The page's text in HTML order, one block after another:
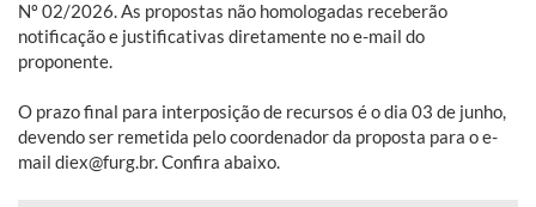
Nº 02/2026. As propostas não homologadas receberão
notificação e justificativas diretamente no e-mail do
proponente.
O prazo final para interposição de recursos é o dia 03 de junho,
devendo ser remetida pelo coordenador da proposta para o e-
mail diex@furg.br. Confira abaixo.